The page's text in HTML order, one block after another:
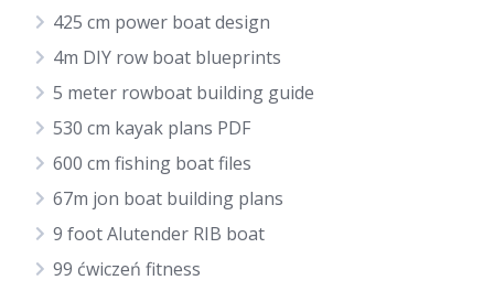
425 cm power boat design
4m DIY row boat blueprints
5 meter rowboat building guide
530 cm kayak plans PDF
600 cm fishing boat files
67m jon boat building plans
9 foot Alutender RIB boat
99 ćwiczeń fitness